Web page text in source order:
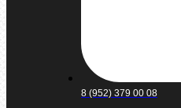
8 (952) 379 00 08